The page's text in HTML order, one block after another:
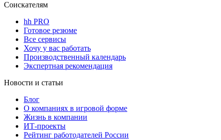
Соискателям
hh PRO
Готовое резюме
Все сервисы
Хочу у вас работать
Производственный календарь
Экспертная рекомендация
Новости и статьи
Блог
О компаниях в игровой форме
Жизнь в компании
ИТ-проекты
Рейтинг работодателей России